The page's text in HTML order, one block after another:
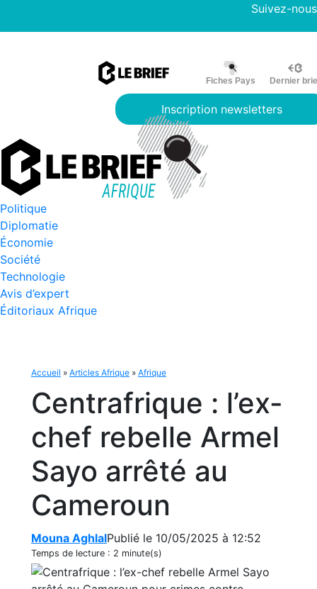
Suivez-nous
Fiches Pays Dernier
Inscription newsletters
Politique
Diplomatie
Économie
Société
Technologie
Avis d’expert
Éditoriaux Afrique
Accueil » Articles Afrique » Afrique
Centrafrique : l’ex-
chef rebelle Armel
Sayo arrêté au
Cameroun
Mouna AghlalPublié le 10/05/2025 à 12:52
Temps de lecture : 2 minute(s)